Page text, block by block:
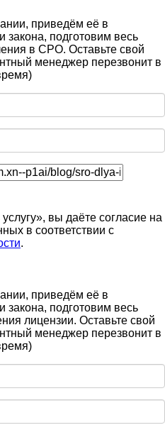
приведём её в
закона, подготовим весь
в СРО. Оставьте свой
менеджер перезвонит в
вы даёте согласие на
в соответствии с
.
приведём её в
закона, подготовим весь
лицензии. Оставьте свой
менеджер перезвонит в